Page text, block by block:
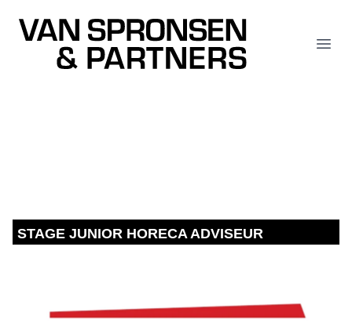
Van Spronsen & Partners
STAGE JUNIOR HORECA ADVISEUR